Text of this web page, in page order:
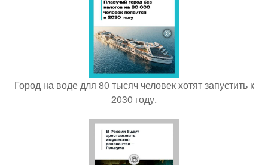
Город на воде для 80 тысяч человек хотят запустить к
2030 году.